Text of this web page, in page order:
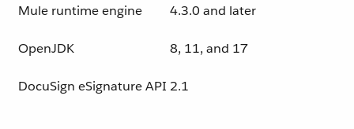
Mule runtime engine
4.3.0 and later
OpenJDK 8, 11, and 17
DocuSign eSignature API 2.1